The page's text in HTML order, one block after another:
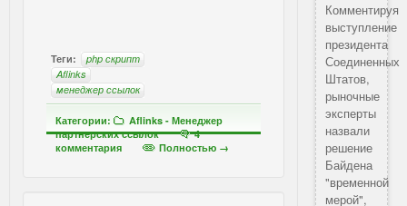
Теги:
php скрипт
Aflinks
менеджер ссылок
Категории:
Aflinks - Менеджер
партнерских ссылок
4
комментария
Полностью →
Комментируя
выступление
президента
Соединенных
Штатов,
рыночные
эксперты
назвали
решение
Байдена
"временной
мерой",